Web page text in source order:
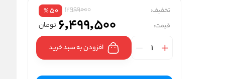
تخفیف: 12999000
50
%
قیمت: 6,499,500 تومان
افزودن به سبد خرید